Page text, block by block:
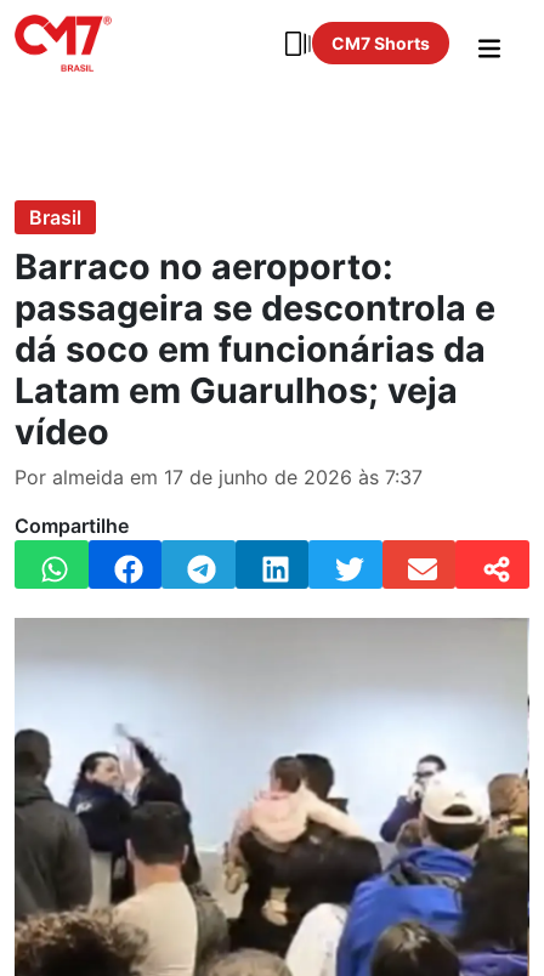
CM7 Shorts
Brasil
Barraco no aeroporto:
passageira se descontrola e
dá soco em funcionárias da
Latam em Guarulhos; veja
vídeo
Por almeida em 17 de junho de 2026 às 7:37
Compartilhe